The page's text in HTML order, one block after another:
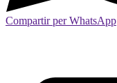
Compartir per WhatsApp